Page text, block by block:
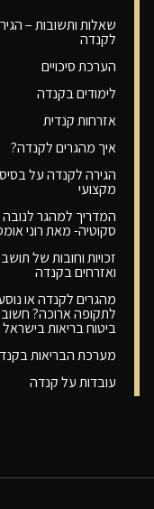
שאלות ותשובות –
לקנדה
הערכת סיכויים
לימודים בקנדה
אזרחות קנדית
איך מהגרים לקנדה?
הגירה לקנדה על בסיס
מקצועי
המדריך למהגר לנובה
סקוטיה- מאת רוני
זכויות וחובות של
ואזרחים בקנדה
מהגרים לקנדה או
לתקופה ארוכה?
ביטוח בריאות בישראל
מערכת הבריאות
עובדות על קנדה